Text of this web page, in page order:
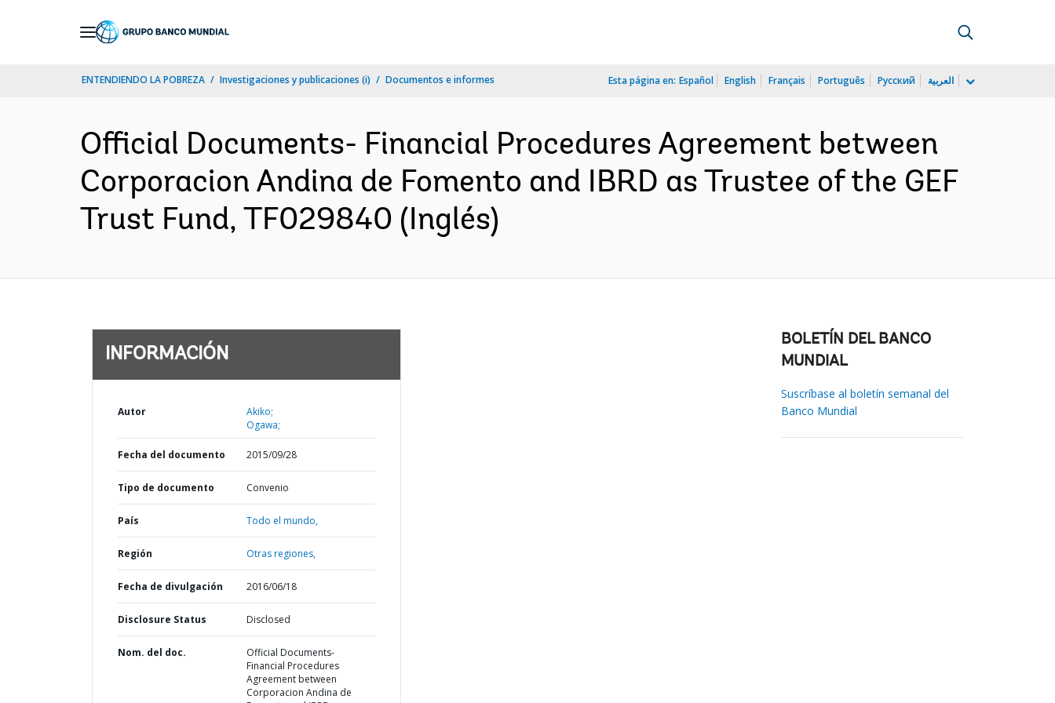
ENTENDIENDO LA POBREZA Investigaciones y publicaciones (i) Documentos e informes Esta página en: Español English Français Português Русский العربية
Official Documents- Financial Procedures Agreement between
Corporacion Andina de Fomento and IBRD as Trustee of the GEF
Trust Fund, TF029840 (Inglés)
INFORMACIÓN
Autor
Akiko;
Ogawa;
Fecha del documento 2015/09/28
Tipo de documento Convenio
País Todo el mundo,
Región Otras regiones,
Fecha de divulgación 2016/06/18
Disclosure Status Disclosed
Nom. del doc.
Official Documents-
Financial Procedures
Agreement between
Corporacion Andina de
BOLETÍN DEL BANCO
MUNDIAL
Suscríbase al boletín semanal del
Banco Mundial